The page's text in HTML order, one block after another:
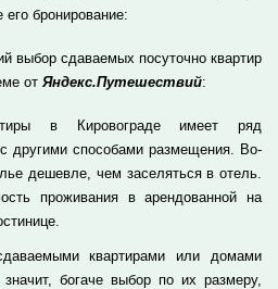
бронирование:
выбор сдаваемых посуточно квартир
от Яндекс.Путешествий:
в Кировограде имеет ряд
другими способами размещения. Во-
дешевле, чем заселяться в отель.
проживания в арендованной на
квартирами или домами
богаче выбор по их размеру,